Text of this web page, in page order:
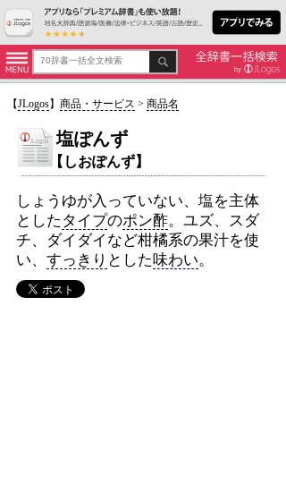
【JLogos】 商品・サービス > 商品名
塩ぽんず
【しおぽんず】
しょうゆが入っていない、塩を主体
とした タイプのポン酢。ユズ、スダ
チ、ダイダイなど柑橘系の果汁を使
い、 すっきり とした味わい。